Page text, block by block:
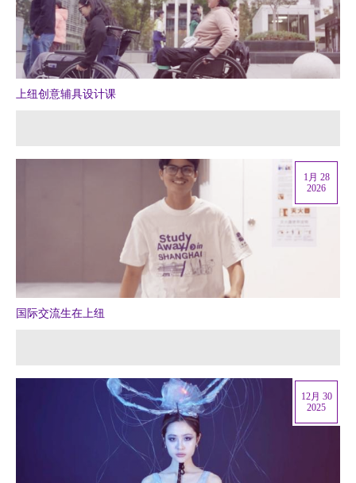
上纽创意辅具设计课
国际交流生在上纽
1月 28
2026
12月 30
2025